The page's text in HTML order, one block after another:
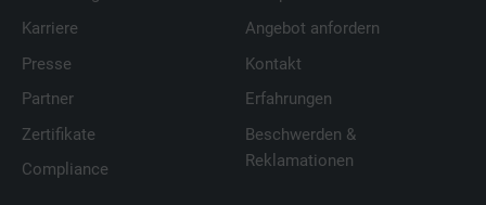
Karriere
Presse
Partner
Zertifikate
Compliance
Angebot anfordern
Kontakt
Erfahrungen
Beschwerden &
Reklamationen